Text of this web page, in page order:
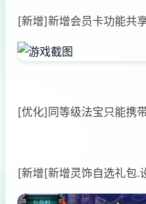
[新增]新增会员卡功能共
[优化]同等级法宝只能携
[新增[新增灵饰自选礼包.